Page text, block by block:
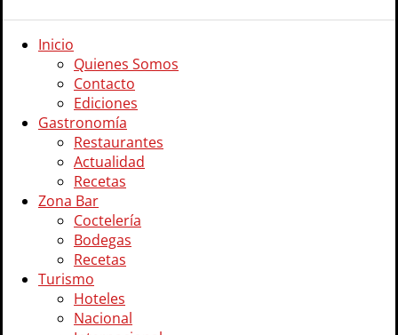
Inicio
Quienes Somos
Contacto
Ediciones
Gastronomía
Restaurantes
Actualidad
Recetas
Zona Bar
Coctelería
Bodegas
Recetas
Turismo
Hoteles
Nacional